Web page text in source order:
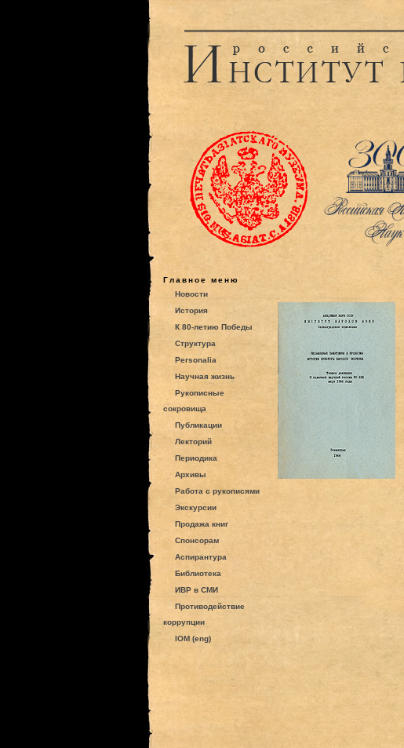
Главное меню
Новости
История
К 80-летию Победы
Структура
Personalia
Научная жизнь
Рукописные
сокровища
Публикации
Лекторий
Периодика
Архивы
Работа с рукописями
Экскурсии
Продажа книг
Спонсорам
Аспирантура
Библиотека
ИВР в СМИ
Противодействие
коррупции
IOM (eng)